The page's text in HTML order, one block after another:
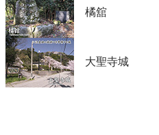
橘舘
大聖寺城